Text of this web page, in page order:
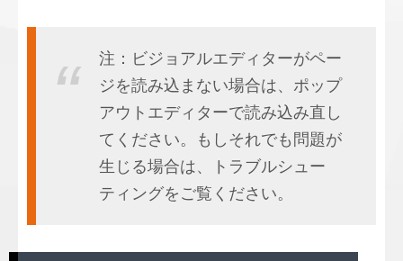
注：ビジョアルエディターがペー
ジを読み込まない場合は、ポップ
アウトエディターで読み込み直し
てください。もしそれでも問題が
生じる場合は、トラブルシュー
ティングをご覧ください。